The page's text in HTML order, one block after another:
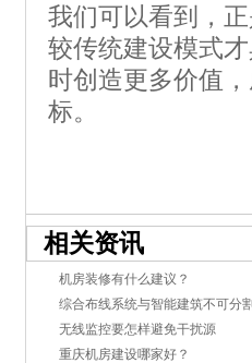
我们可以看到，
较传统建设模式
时创造更多价值
标。
相关资讯
机房装修有什么建议？
综合布线系统与智能建筑不可分割
无线监控要怎样避免干扰源
重庆机房建设哪家好？